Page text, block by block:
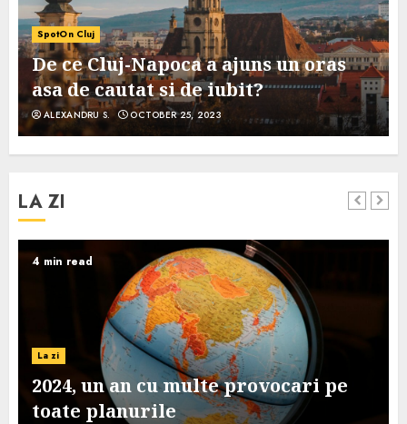
SpotOn Cluj
De ce Cluj-Napoca a ajuns un oras
asa de cautat si de iubit?
ALEXANDRU S. OCTOBER 25, 2023
LA ZI
4 min read
La zi
2024, un an cu multe provocari pe
toate planurile